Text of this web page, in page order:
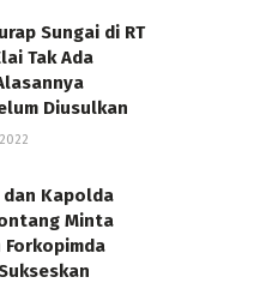
Sungai di RT
Tak Ada
Diusulkan
dan Kapolda
Minta